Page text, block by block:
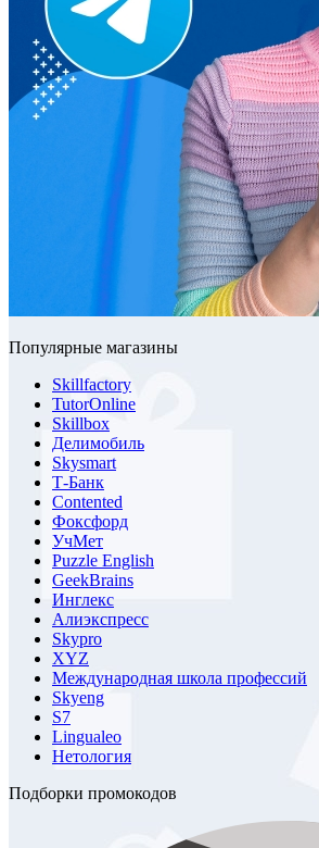
Популярные магазины
Skillfactory
TutorOnline
Skillbox
Делимобиль
Skysmart
Т-Банк
Contented
Фоксфорд
УчМет
Puzzle English
GeekBrains
Инглекс
Алиэкспресс
Skypro
XYZ
Международная школа профессий
Skyeng
S7
Lingualeo
Нетология
Подборки промокодов